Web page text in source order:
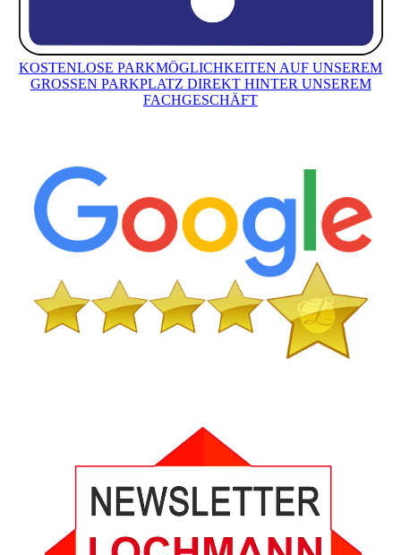
KOSTENLOSE PARKMÖGLICHKEITEN AUF UNSEREM
GROSSEN PARKPLATZ DIREKT HINTER UNSEREM
FACHGESCHÄFT